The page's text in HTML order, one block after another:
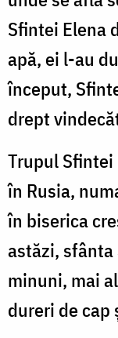
Sfintei Elena
apă, ei l-au
început,
drept
Trupul Sfintei
în Rusia,
în biserica
astăzi,
minuni, mai
dureri de cap